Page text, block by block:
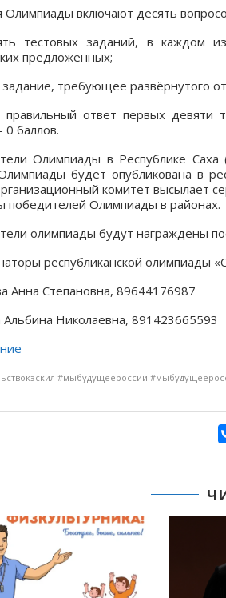
Олимпиады включают десять
тестовых заданий, в каждом
предложенных;
требующее развёрнутого
ответ первых девяти
баллов.
Олимпиады в Республике Саха
будет опубликована в
комитет высылает
победителей Олимпиады в районах.
олимпиады будут награждены
республиканской олимпиады
Анна Степановна, 89644176987
Альбина Николаевна, 891423665593
#мыбудущеероссии